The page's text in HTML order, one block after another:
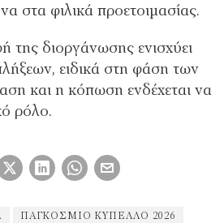
στα φιλικά προετοιμασίας.
της διοργάνωσης ενισχύει
ειδικά στη φάση των
και η κόπωση ενδέχεται να
ρόλο.
ΠΑΓΚΟΣΜΙΟ ΚΥΠΕΛΛΟ 2026